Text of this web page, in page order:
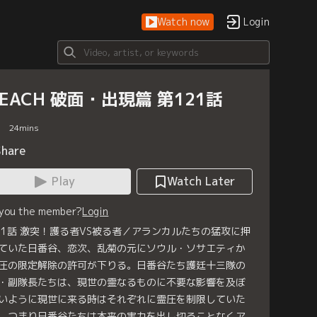
Watch now Login
破面・出現篇 第121話
24mins
Play
Watch Later
the member?Login
話 激突！護る者VS被る者／アランカルたちの猛攻に押
いた日番谷、恋次、乱菊の元にソウル・ソサエティか
の限定解除の許可が下りる。日番谷たち護廷十三隊の
副隊長たちは、現世の霊なるものに不要な影響を及ぼ
ように現世に来る時はそれぞれに霊圧を制限していた